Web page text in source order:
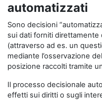
automatizzati
Sono decisioni
sui dati forniti
(attraverso ad es. un
mediante l’osservazione
posizione raccolti tramite
Il processo decisionale
effetti sui diritti o sugli